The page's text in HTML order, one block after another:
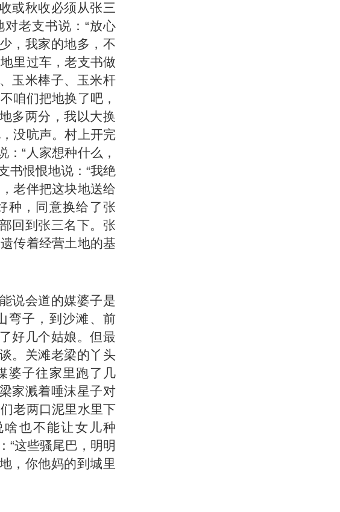
或秋收必须从张三
老支书说：“放心
，我家的地多，不
里过车，老支书做
玉米棒子、玉米杆
咱们把地换了吧，
多两分，我以大换
没吭声。村上开完
“人家想种什么，
书恨恨地说：“我绝
老伴把这块地送给
种，同意换给了张
回到张三名下。张
传着经营土地的基
说会道的媒婆子是
弯子，到沙滩、前
好几个姑娘。但最
。关滩老梁的丫头
婆子往家里跑了几
家溅着唾沫星子对
老两口泥里水里下
也不能让女儿种
“这些骚尾巴，明明
，你他妈的到城里